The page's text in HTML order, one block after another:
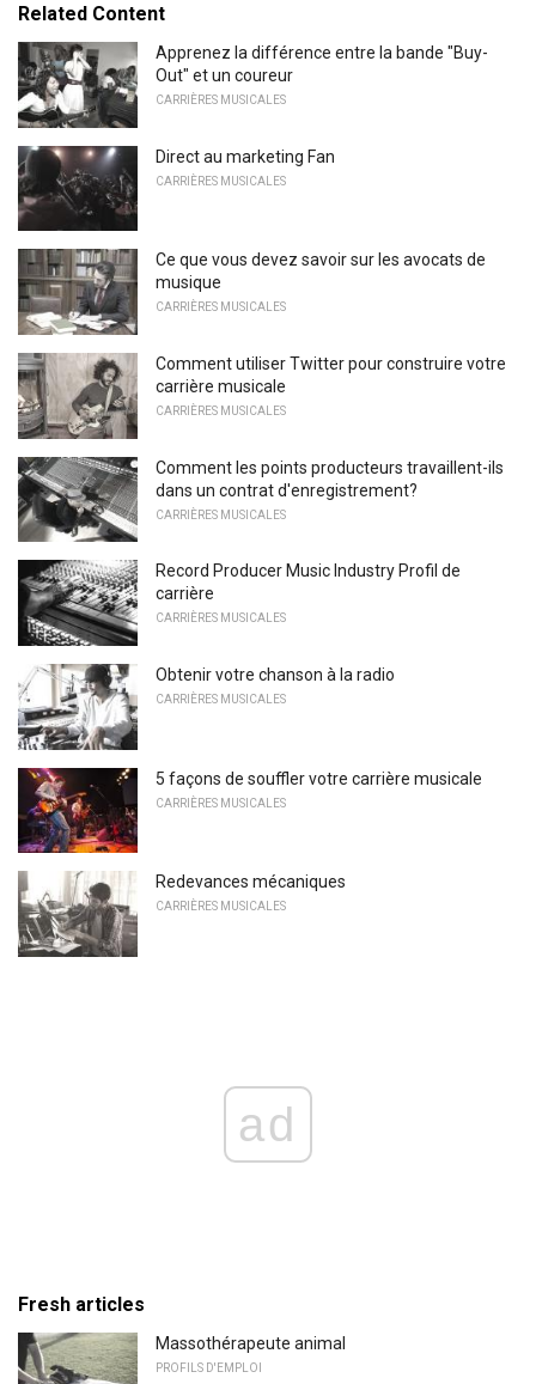
Related Content
Apprenez la différence entre la bande "Buy-
Out" et un coureur
CARRIÈRES MUSICALES
Direct au marketing Fan
CARRIÈRES MUSICALES
Ce que vous devez savoir sur les avocats de
musique
CARRIÈRES MUSICALES
Comment utiliser Twitter pour construire votre
carrière musicale
CARRIÈRES MUSICALES
Comment les points producteurs travaillent-ils
dans un contrat d'enregistrement?
CARRIÈRES MUSICALES
Record Producer Music Industry Profil de
carrière
CARRIÈRES MUSICALES
Obtenir votre chanson à la radio
CARRIÈRES MUSICALES
5 façons de souffler votre carrière musicale
CARRIÈRES MUSICALES
Redevances mécaniques
CARRIÈRES MUSICALES
ad
Fresh articles
Massothérapeute animal
PROFILS D'EMPLOI